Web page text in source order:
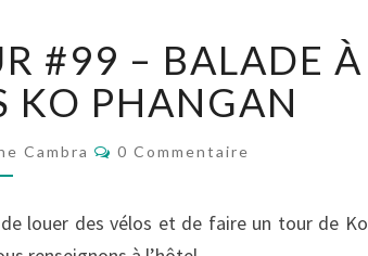
#99 – BALADE À
KO PHANGAN
Cambra
C
O
N
0 Commentaire
louer des vélos et de faire un tour de Ko